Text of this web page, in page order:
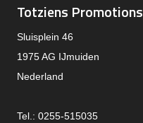
Totziens Promotions
Sluisplein 46
1975 AG IJmuiden
Nederland
Tel.: 0255-515035